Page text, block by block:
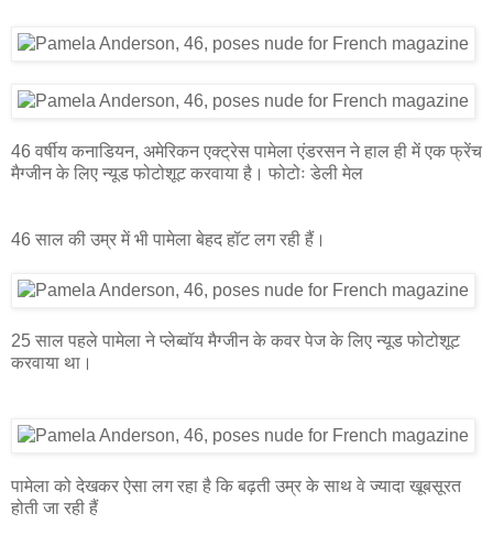
46 वर्षीय कनाडियन, अमेरिकन एक्ट्रेस पामेला एंडरसन ने हाल ही में एक फ्रेंच
मैग्जीन के लिए न्यूड फोटोशूट करवाया है। फोटोः डेली मेल
46 साल की उम्र में भी पामेला बेहद हॉट लग रही हैं।
25 साल पहले पामेला ने प्लेब्वॉय मैग्जीन के कवर पेज के लिए न्यूड फोटोशूट
करवाया था।
पामेला को देखकर ऐसा लग रहा है कि बढ़ती उम्र के साथ वे ज्यादा खूबसूरत
होती जा रही हैं